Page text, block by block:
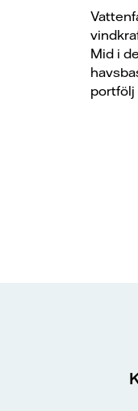
Mid i
portfölj